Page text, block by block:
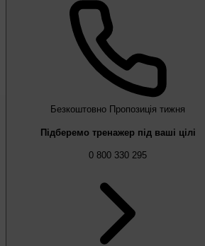
Безкоштовно Пропозиція тижня
Підберемо тренажер під ваші цілі
0 800 330 295